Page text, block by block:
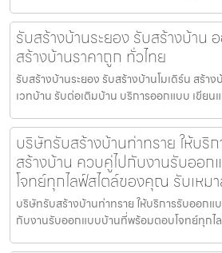
รับสร้างบ้านระยอง รับสร้างบ้าน
สร้างบ้านราคาถูก ทั่วไทย
รับสร้างบ้านระยอง รับสร้างบ้านโมเดิร์น สร้าง
เวทบ้าน รับต่อเติมบ้าน บริการออกแบบ เขียน
บริษัทรับสร้างบ้านท่าทราย ให้บริ
สร้างบ้าน ควบคู่ไปกับงานรับออ
โจทย์ทุกไลฟ์สไตล์ของคุณ รับเหม
บริษัทรับสร้างบ้านท่าทราย ให้บริการรับออกแ
กับงานรับออกแบบบ้านที่พร้อมตอบโจทย์ทุกไ